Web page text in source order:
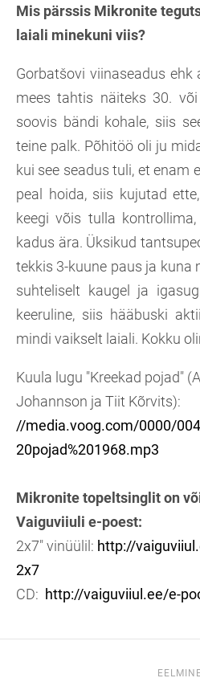
Mis pärssis Mikronite
laiali minekuni viis?
Gorbatšovi viinaseadus ehk
mees tahtis näiteks 30.
soovis bändi kohale, siis
teine palk. Põhitöö oli ju
kui see seadus tuli, et enam
peal hoida, siis kujutad
keegi võis tulla
kadus ära. Üksikud
tekkis 3-kuune paus ja kuna
suhteliselt kaugel ja
keeruline, siis hääbuski
mindi vaikselt laiali. Kokku
Kuula lugu "Kreekad pojad"
Johannson ja Tiit Kõrvits):
//media.voog.com/0000/
20pojad%201968.mp3
Mikronite topeltsinglit on
Vaiguviiuli e-poest:
2x7" vinüülil: http://
2x7
CD: http://vaiguviiul.ee/e-